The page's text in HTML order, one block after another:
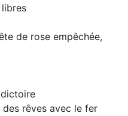
libres
de rose empêchée,
rêves avec le fer